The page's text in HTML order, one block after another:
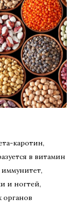
каротин,
в витамин
иммунитет,
и ногтей,